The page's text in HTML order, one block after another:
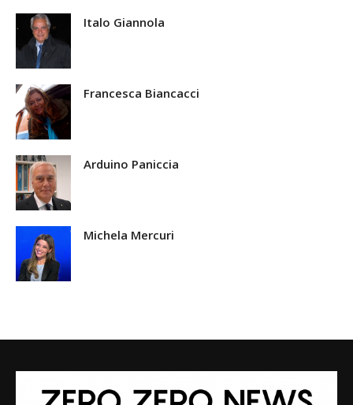
Italo Giannola
Francesca Biancacci
Arduino Paniccia
Michela Mercuri